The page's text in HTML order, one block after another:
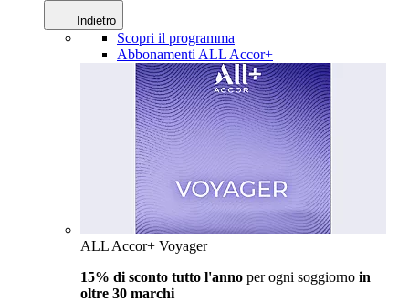
Indietro
Scopri il programma
Abbonamenti ALL Accor+
ALL Accor+ Voyager
15% di sconto tutto l'anno per ogni soggiorno in
oltre 30 marchi